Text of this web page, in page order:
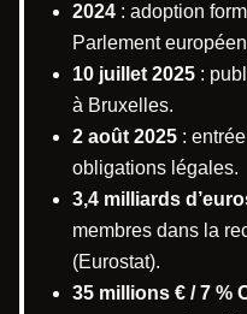
2024 : adoption
Parlement
10 juillet 2025 :
à Bruxelles.
2 août 2025 :
obligations légales.
3,4 milliards
membres dans la
(Eurostat).
35 millions € / 7 %